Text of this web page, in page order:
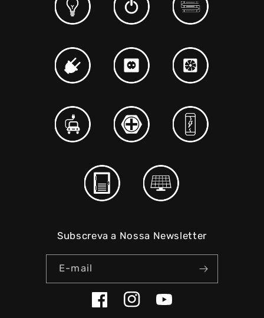
Subscreva a Nossa Newsletter
E-mail
FacebookInstagramYouTube